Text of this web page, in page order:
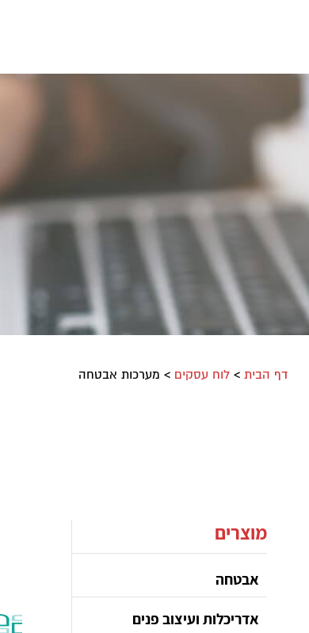
דף הבית> לוח עסקים > מערכות אבטחה
מוצרים
אבטחה
אדריכלות ועיצוב פנים